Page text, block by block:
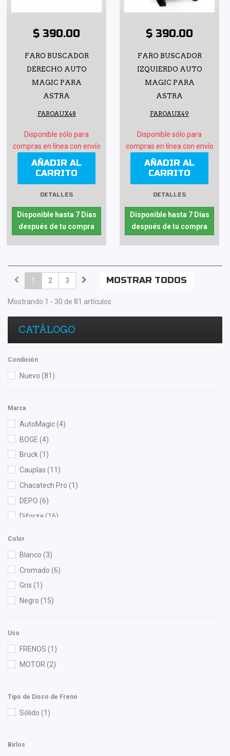
$ 390.00
FARO BUSCADOR
DERECHO AUTO
MAGIC PARA
ASTRA
FAROAUX48
Disponible sólo para
compras en línea con envío
AÑADIR AL
CARRITO
DETALLES
Disponible hasta 7 Días
después de tu compra
$ 390.00
FARO BUSCADOR
IZQUIERDO AUTO
MAGIC PARA
ASTRA
FAROAUX49
Disponible sólo para
compras en línea con envío
AÑADIR AL
CARRITO
DETALLES
Disponible hasta 7 Días
después de tu compra
MOSTRAR TODOS
1 2 3
Mostrando 1 - 30 de 81 artículos
CATÁLOGO
Condición
Nuevo (81)
Marca
AutoMagic(4)
BOGE (4)
Bruck(1)
Cauplas (11)
Chacatech Pro (1)
DEPO (6)
Diforza (16)
Superseal(1)
SYD (1)
Wagner(1)
Yokomitsu
Color
Blanco (3)
Cromado (6)
Gris (1)
Negro (15)
Uso
FRENOS (1)
MOTOR (2)
Tipo de Disco de Freno
Sólido (1)
Birlos